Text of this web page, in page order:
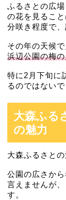
ふるさとの広
の花を見るこ
分咲き程度で
その年の天候
浜辺公園の梅
特に2月下旬に
るのではないで
大森ふる
の魅力
大森ふるさと
公園の広さか
言えませんが
す。